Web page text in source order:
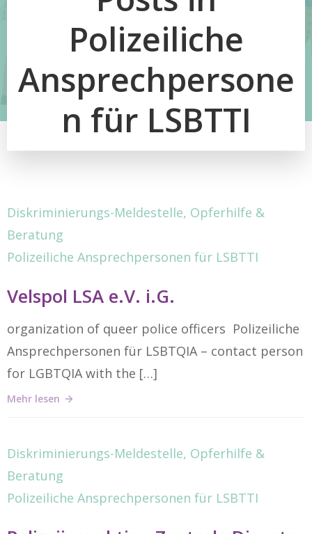
Polizeiliche
Ansprechpersone
n für LSBTTI
Diskriminierungs-Meldestelle, Opferhilfe &
Beratung
Polizeiliche Ansprechpersonen für LSBTTI
Velspol LSA e.V. i.G.
organization of queer police officers Polizeiliche
Ansprechpersonen für LSBTQIA – contact person
for LGBTQIA with the […]
Mehr lesen
Diskriminierungs-Meldestelle, Opferhilfe &
Beratung
Polizeiliche Ansprechpersonen für LSBTTI